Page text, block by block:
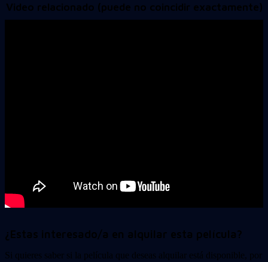
Video relacionado (puede no coincidir exactamente)
¿Estas interesado/a en alquilar esta película?
Si quieres saber si la película que deseas alquilar está disponible, por